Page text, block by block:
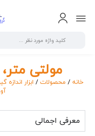
مولتی
خانه / محصولات / ابزار
معرفی اجمالی